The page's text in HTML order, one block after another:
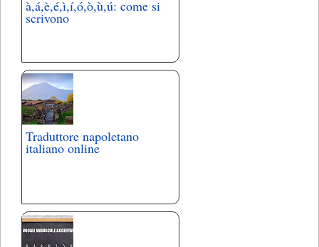
à,á,è,é,ì,í,ó,ò,ù,ú: come si
scrivono
Traduttore napoletano
italiano online